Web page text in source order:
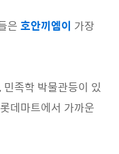
은 호안끼엠이 가장
족학 박물관등이 있
데마트에서 가까운